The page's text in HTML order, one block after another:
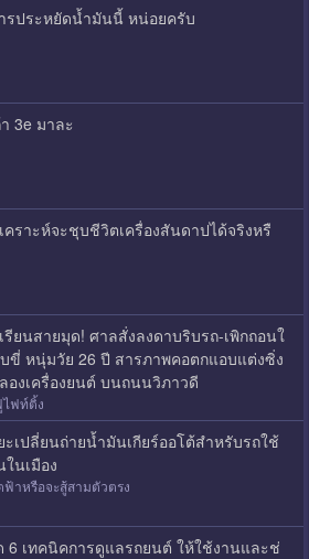
รประหยัดน้ำมันนี้ หน่อยครับ
3e มาละ
คราะห์จะชุบชีวิตเครื่องสันดาปได้จริงหรื
รียนสายมุด! ศาลสั่งลงดาบริบรถ-เพิกถอนใ
ขี่ หนุ่มวัย 26 ปี สารภาพคอตกแอบแต่งซิ่ง
องเครื่องยนต์ บนถนนวิภาวดี
ไฟท์ติ้ง
ะเปลี่ยนถ่ายน้ำมันเกียร์ออโต้สำหรับรถใช้
ในเมือง
าหรือจะสู้สามตัวตรง
6 เทคนิคการดูแลรถยนต์ ให้ใช้งานและช่